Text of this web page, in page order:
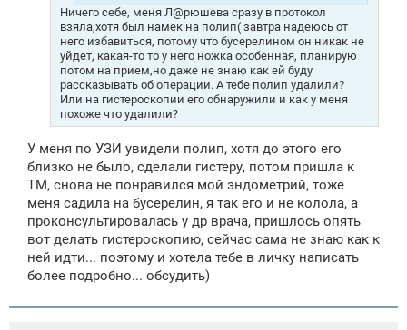
Ничего себе, меня Л@рюшева сразу в протокол
взяла,хотя был намек на полип( завтра надеюсь от
него избавиться, потому что бусерелином он никак не
уйдет, какая-то то у него ножка особенная, планирую
потом на прием,но даже не знаю как ей буду
рассказывать об операции. А тебе полип удалили?
Или на гистероскопии его обнаружили и как у меня
похоже что удалили?
У меня по УЗИ увидели полип, хотя до этого его
близко не было, сделали гистеру, потом пришла к
ТМ, снова не понравился мой эндометрий, тоже
меня садила на бусерелин, я так его и не колола, а
проконсультировалась у др врача, пришлось опять
вот делать гистероскопию, сейчас сама не знаю как к
ней идти... поэтому и хотела тебе в личку написать
более подробно... обсудить)